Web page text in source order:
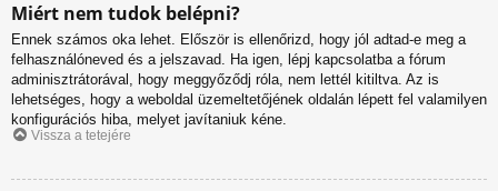
Miért nem tudok belépni?
Ennek számos oka lehet. Először is ellenőrizd, hogy jól adtad-e meg a
felhasználóneved és a jelszavad. Ha igen, lépj kapcsolatba a fórum
adminisztrátorával, hogy meggyőződj róla, nem lettél kitiltva. Az is
lehetséges, hogy a weboldal üzemeltetőjének oldalán lépett fel valamilyen
konfigurációs hiba, melyet javítaniuk kéne.
Vissza a tetejére